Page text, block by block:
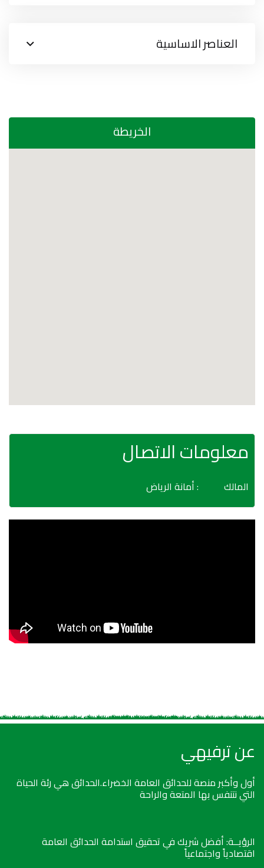
العناصر الاساسية
الخريطة
معلومات الاتصال
المالك : أمانة الرياض
عن ترفيهي
أول وأكبر منصة للحدائق العامة الخضراء.الحدائق هي رئة الحياة
التي نتنفس بها المتعة والراحة
الرؤيــة: أفضل شريك في تحقيق استدامة الحدائق العامة
اقتصادياً واجتماعياً